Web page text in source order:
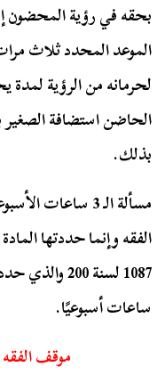
بحقه في رؤية المحضون
الموعد المحدد ثلاث
لحرمانه من الرؤية
الحاضن استضافة
بذلك.
مسألة الـ 3
ساعات أسبوعيًا.
موقف